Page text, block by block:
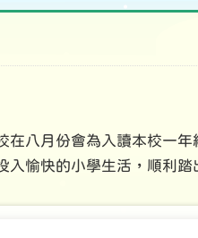
八月份會為入讀本校一
愉快的小學生活，順利踏